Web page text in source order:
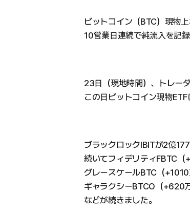
ビットコイン（BTC）現物上
10営業日連続で純流入を記録
23日（現地時間）、トレー
この日ビットコイン現物
ブラックロックIBITが2億
続いてフィデリティFBTC（
グレースケールBTC（+1010
ギャラクシーBTCO（+620
などが続きました。